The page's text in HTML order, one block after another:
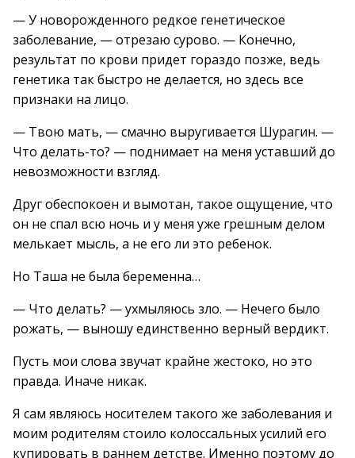
— У новорожденного редкое генетическое
заболевание, — отрезаю сурово. — Конечно,
результат по крови придет гораздо позже, ведь
генетика так быстро не делается, но здесь все
признаки на лицо.
— Твою мать, — смачно выругивается Шурагин. —
Что делать-то? — поднимает на меня уставший до
невозможности взгляд.
Друг обеспокоен и вымотан, такое ощущение, что
он не спал всю ночь и у меня уже грешным делом
мелькает мысль, а не его ли это ребенок.
Но Таша не была беременна…
— Что делать? — ухмыляюсь зло. — Нечего было
рожать, — выношу единственно верный вердикт.
Пусть мои слова звучат крайне жестоко, но это
правда. Иначе никак.
Я сам являюсь носителем такого же заболевания и
моим родителям стоило колоссальных усилий его
купировать в раннем детстве. Именно поэтому до